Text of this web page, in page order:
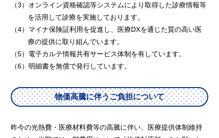
（3）オンライン資格確認等システムにより取得した診療情報等
を活用して診療を実施しております。
（4）マイナ保険証利用を促進し、医療DXを通じた質の高い医
療の提供に取り組んでいます。
（5）電子カルテ情報共有サービス体制を有しています。
（6）明細書を無償で発行しています。
物価高騰に伴うご負担について
昨今の光熱費・医療材料費等の高騰に伴い、医療提供体制維持